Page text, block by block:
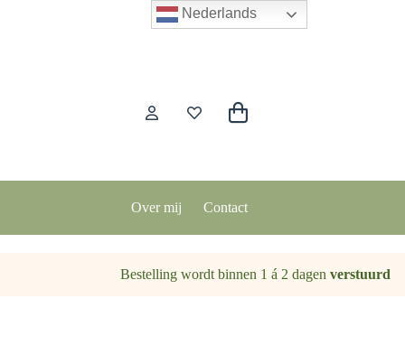
Winkelwagen
Over mij Contact
Bestelling wordt binnen 1 á 2 dagen verstuurd
Nederlands